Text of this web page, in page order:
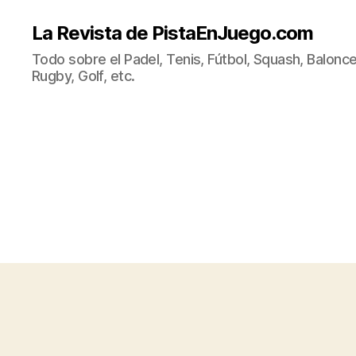
La Revista de PistaEnJuego.com
Todo sobre el Padel, Tenis, Fútbol, Squash,
Rugby, Golf, etc.